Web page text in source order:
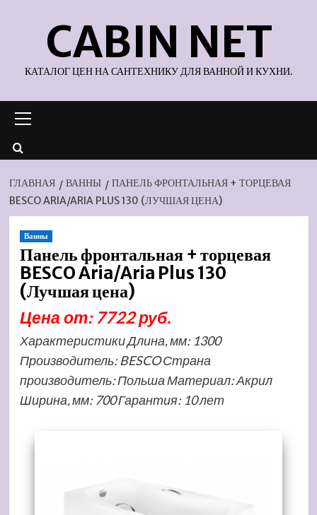
содержимомуCABIN NET
КАТАЛОГ ЦЕН НА САНТЕХНИКУ ДЛЯ ВАННОЙ И КУХНИ.
меню
ГЛАВНАЯ ВАННЫ
ПАНЕЛЬ ФРОНТАЛЬНАЯ + ТОРЦЕВАЯ
BESCO ARIA/ARIA PLUS 130 (ЛУЧШАЯ ЦЕНА)
Ванны
Панель фронтальная + торцевая
BESCO Aria/Aria Plus 130
(Лучшая цена)
Цена от: 7722 руб.
Характеристики Длина, мм: 1300
Производитель: BESCO Страна
производитель: Польша Материал: Акрил
Ширина, мм: 700 Гарантия: 10 лет